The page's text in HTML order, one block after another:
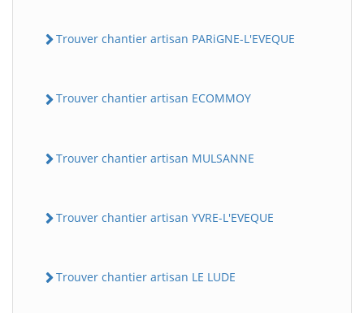
Trouver chantier artisan PARiGNE-L'EVEQUE
Trouver chantier artisan ECOMMOY
Trouver chantier artisan MULSANNE
Trouver chantier artisan YVRE-L'EVEQUE
Trouver chantier artisan LE LUDE